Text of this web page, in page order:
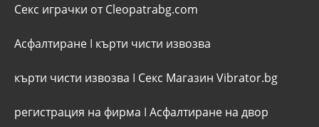
Секс играчки от Cleopatrabg.com
Асфалтиране I кърти чисти извозва
кърти чисти извозва I Секс Магазин Vibrator.bg
регистрация на фирма I Асфалтиране на двор